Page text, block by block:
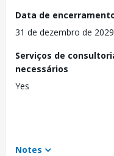
Data de
31 de dezembro de 2029
Serviços de
necessários
Yes
Notes